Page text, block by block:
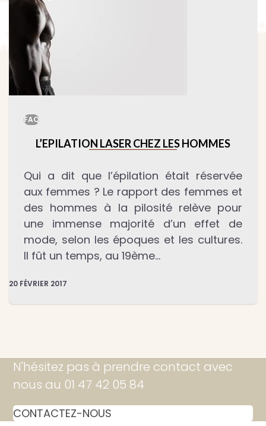
FAQ
L’EPILATION LASER CHEZ LES HOMMES
Qui a dit que l’épilation était réservée
aux femmes ? Le rapport des femmes et
des hommes à la pilosité relève pour
une immense majorité d’un effet de
mode, selon les époques et les cultures.
Il fût un temps, au 19ème…
20 FÉVRIER 2017
N'hésitez pas à prendre contact avec
nous au 01 47 42 05 84
CONTACTEZ-NOUS